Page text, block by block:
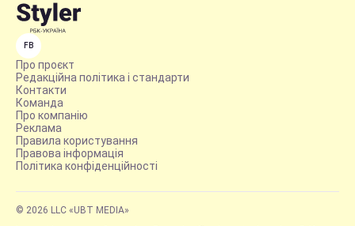
FB
Про проєкт
Редакційна політика і стандарти
Контакти
Команда
Про компанію
Реклама
Правила користування
Правова інформація
Політика конфіденційності
© 2026 LLC «UBT MEDIA»